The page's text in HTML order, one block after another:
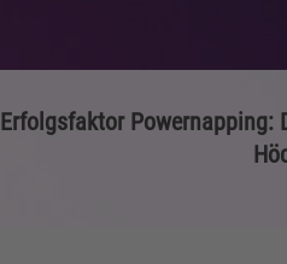
Erfolgsfaktor Powernapping: